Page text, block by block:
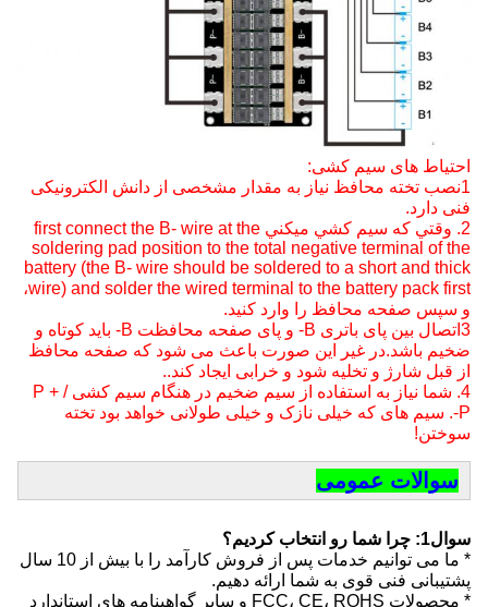
احتیاط های سیم کشی:
1نصب تخته محافظ نیاز به مقدار مشخصی از دانش الکترونیکی
فنی دارد.
2. وقتي که سيم کشي ميکني first connect the B- wire at the
soldering pad position to the total negative terminal of the
battery (the B- wire should be soldered to a short and thick
wire) and solder the wired terminal to the battery pack first،
و سپس صفحه محافظ را وارد کنید.
3اتصال بین پای باتری B- و پای صفحه محافظت B- باید کوتاه و
ضخیم باشد.در غیر این صورت باعث می شود که صفحه محافظ
از قبل شارژ و تخلیه شود و خرابی ایجاد کند..
4. شما نیاز به استفاده از سیم ضخیم در هنگام سیم کشی P + /
P-. سیم های که خیلی نازک و خیلی طولانی خواهد بود تخته
سوختن!
سوالات عمومی
سوال1: چرا شما رو انتخاب کردیم؟
* ما می توانیم خدمات پس از فروش کارآمد را با بیش از 10 سال
پشتیبانی فنی قوی به شما ارائه دهیم.
* محصولات FCC، CE، ROHS و سایر گواهینامه های استاندارد